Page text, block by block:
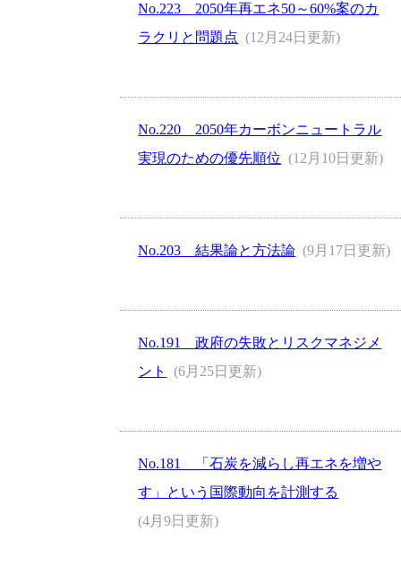
No.223 2050年再エネ50～60%案のカ
ラクリと問題点 (12月24日更新)
No.220 2050年カーボンニュートラル
実現のための優先順位 (12月10日更新)
No.203 結果論と方法論 (9月17日更新)
No.191 政府の失敗とリスクマネジメ
ント
(6月25日更新)
No.181 「石炭を減らし再エネを増や
す」という国際動向を計測する
(4月9日更新)